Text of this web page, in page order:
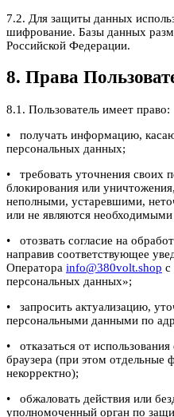
7.2. Для защиты данных
шифрование. Базы данных
Российской Федерации.
8. Права
8.1. Пользователь имеет право:
• получать информацию,
персональных данных;
• требовать уточнения своих
блокирования или
неполными, устаревшими,
или не являются необходимыми
• отозвать согласие на
направив соответствующее
Оператора info@380volt.shop с
персональных данных»;
• запросить актуализацию,
персональными данными по
• отказаться от
браузера (при этом отдельные
некорректно);
• обжаловать действия или
уполномоченный орган по